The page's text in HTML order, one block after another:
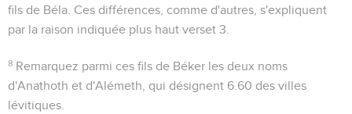
fils de Béla. Ces différences, comme d'autres, s'expliquent
par la raison indiquée plus haut verset 3.
8 Remarquez parmi cesfils de Béker les deux noms
d'Anathoth et d'Alémeth, qui désignent 6.60 des villes
lévitiques.